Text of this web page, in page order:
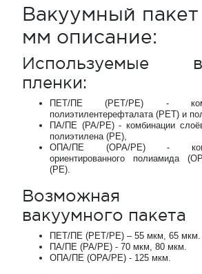
Вакуумный
мм описание:
Используемые
пленки:
ПЕТ/ПЕ (PET/PE) -
полиэтилентерефталата (PET) и
ПА/ПЕ (PA/PE) - комбинации
полиэтилена (PE),
ОПА/ПЕ (OPA/PE) -
ориентированного полиамида
(PE).
Возможная
вакуумного пакета
ПЕТ/ПЕ (PET/PE) – 55 мкм, 65 мкм.
ПА/ПЕ (PA/PE) - 70 мкм, 80 мкм.
ОПА/ПЕ (OPA/PE) - 125 мкм.